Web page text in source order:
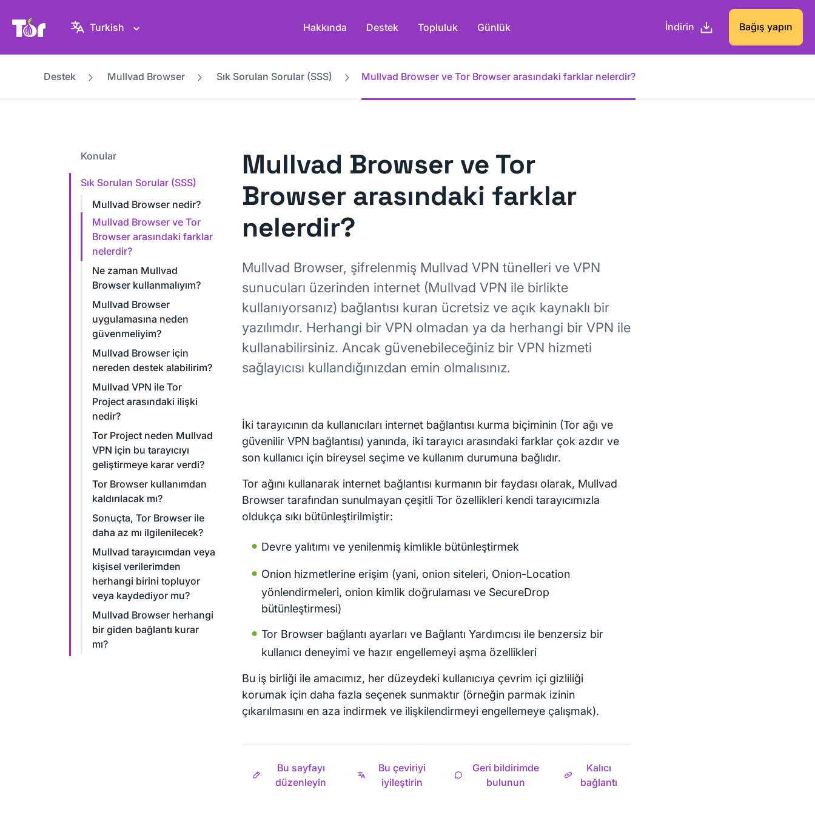
Tor Project sitesi
Turkish Hakkında Destek Topluluk Günlük İndirin Bağış yapın
Destek Mullvad Browser Sık Sorulan Sorular (SSS) Mullvad Browser ve Tor Browser arasındaki farklar nelerdir?
Konular
Sık Sorulan Sorular (SSS)
Mullvad Browser nedir?
Mullvad Browser ve Tor
Browser arasındaki farklar
nelerdir?
Ne zaman Mullvad
Browser kullanmalıyım?
Mullvad Browser
uygulamasına neden
güvenmeliyim?
Mullvad Browser için
nereden destek alabilirim?
Mullvad VPN ile Tor
Project arasındaki ilişki
nedir?
Tor Project neden Mullvad
VPN için bu tarayıcıyı
geliştirmeye karar verdi?
Tor Browser kullanımdan
kaldırılacak mı?
Sonuçta, Tor Browser ile
daha az mı ilgilenilecek?
Mullvad tarayıcımdan veya
kişisel verilerimden
herhangi birini topluyor
veya kaydediyor mu?
Mullvad Browser herhangi
bir giden bağlantı kurar
mı?
Mullvad Browser ve Tor
Browser arasındaki farklar
nelerdir?
Mullvad Browser, şifrelenmiş Mullvad VPN tünelleri ve VPN
sunucuları üzerinden internet (Mullvad VPN ile birlikte
kullanıyorsanız) bağlantısı kuran ücretsiz ve açık kaynaklı bir
yazılımdır. Herhangi bir VPN olmadan ya da herhangi bir VPN ile
kullanabilirsiniz. Ancak güvenebileceğiniz bir VPN hizmeti
sağlayıcısı kullandığınızdan emin olmalısınız.
İki tarayıcının da kullanıcıları internet bağlantısı kurma biçiminin (Tor ağı ve
güvenilir VPN bağlantısı) yanında, iki tarayıcı arasındaki farklar çok azdır ve
son kullanıcı için bireysel seçime ve kullanım durumuna bağlıdır.
Tor ağını kullanarak internet bağlantısı kurmanın bir faydası olarak, Mullvad
Browser tarafından sunulmayan çeşitli Tor özellikleri kendi tarayıcımızla
oldukça sıkı bütünleştirilmiştir:
Devre yalıtımı ve yenilenmiş kimlikle bütünleştirmek
Onion hizmetlerine erişim (yani, onion siteleri, Onion-Location
yönlendirmeleri, onion kimlik doğrulaması ve SecureDrop
bütünleştirmesi)
Tor Browser bağlantı ayarları ve Bağlantı Yardımcısı ile benzersiz bir
kullanıcı deneyimi ve hazır engellemeyi aşma özellikleri
Bu iş birliği ile amacımız, her düzeydeki kullanıcıya çevrim içi gizliliği
korumak için daha fazla seçenek sunmaktır (örneğin parmak izinin
çıkarılmasını en aza indirmek ve ilişkilendirmeyi engellemeye çalışmak).
Bu sayfayı
düzenleyin
Bu çeviriyi
iyileştirin
Geri bildirimde
bulunun
Kalıcı
bağlantı